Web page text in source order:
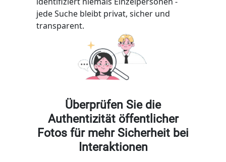
jede Suche bleibt privat, sicher und
transparent.
Überprüfen Sie die
Authentizität öffentlicher
Fotos für mehr Sicherheit bei
Interaktionen